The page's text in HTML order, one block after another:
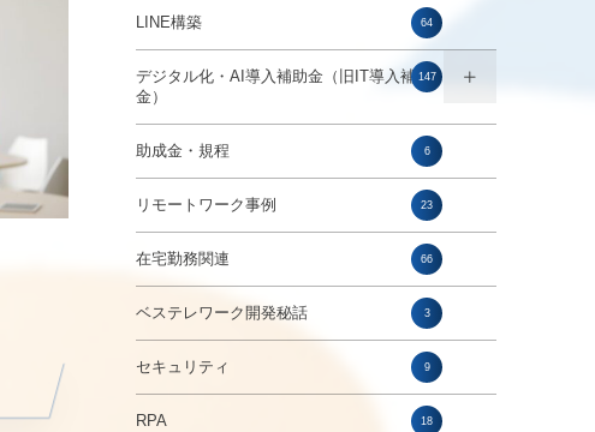
LINE構築 64
デジタル化・AI導入補助金（旧IT導入補助
金）
147
助成金・規程 6
リモートワーク事例 23
在宅勤務関連 66
ベステレワーク開発秘話 3
セキュリティ 9
RPA 18